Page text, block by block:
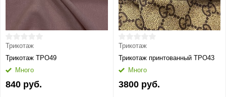
Трикотаж
Трикотаж ТРО49
Много
840 руб.
Трикотаж
Трикотаж принтованный ТРО43
Много
3800 руб.